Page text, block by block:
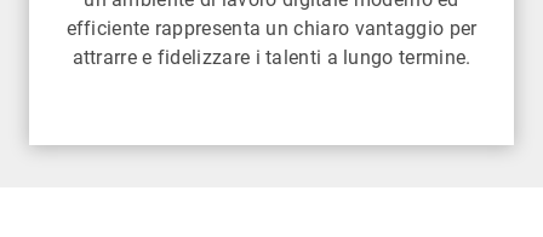
efficiente rappresenta un chiaro vantaggio per
attrarre e fidelizzare i talenti a lungo termine.